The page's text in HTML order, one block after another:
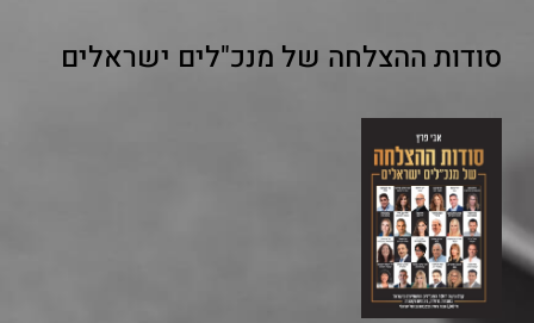
סודות ההצלחה של מנכ"לים ישראלים